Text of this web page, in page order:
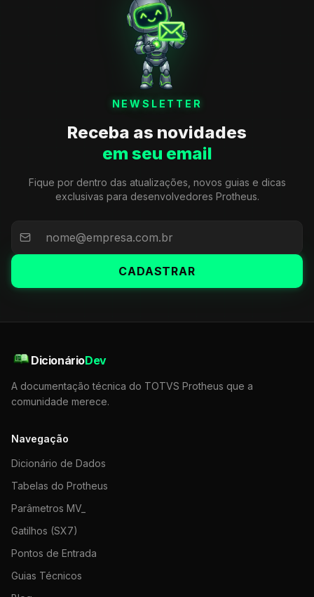
NEWSLETTER
Receba as novidades
em seu email
Fique por dentro das atualizações, novos guias e dicas
exclusivas para desenvolvedores Protheus.
CADASTRAR
DicionárioDev
A documentação técnica do TOTVS Protheus que a
comunidade merece.
Navegação
Dicionário de Dados
Tabelas do Protheus
Parâmetros MV_
Gatilhos (SX7)
Pontos de Entrada
Guias Técnicos